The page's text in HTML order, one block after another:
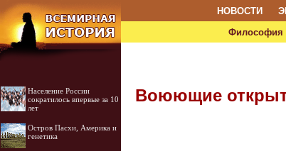
НОВОСТИ
Философия
Население России
сократилось впервые за 10
лет
Остров Пасхи, Америка и
генетика
Воюющие